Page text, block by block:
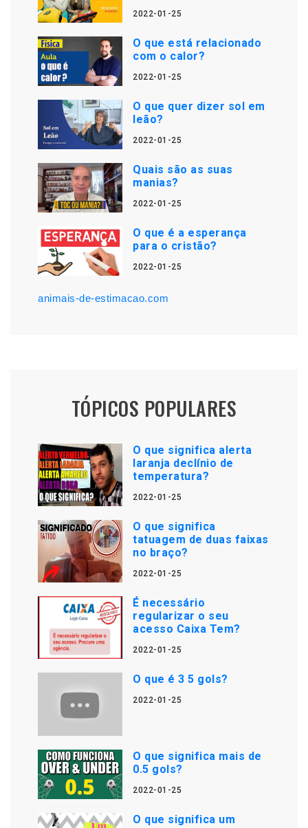
2022-01-25
O que está relacionado
com o calor?
2022-01-25
O que quer dizer sol em
leão?
2022-01-25
Quais são as suas
manias?
2022-01-25
O que é a esperança
para o cristão?
2022-01-25
animais-de-estimacao.com
TÓPICOS POPULARES
O que significa alerta
laranja declínio de
temperatura?
2022-01-25
O que significa
tatuagem de duas faixas
no braço?
2022-01-25
É necessário
regularizar o seu
acesso Caixa Tem?
2022-01-25
O que é 3 5 gols?
2022-01-25
O que significa mais de
0.5 gols?
2022-01-25
O que significa um